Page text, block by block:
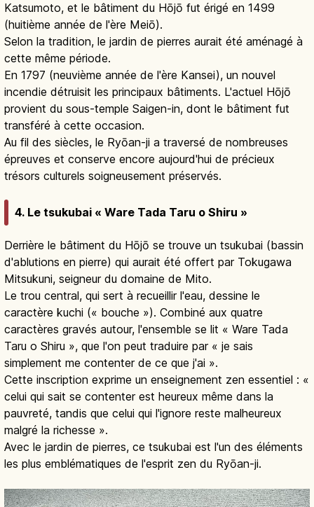
Katsumoto, et le bâtiment du Hōjō fut érigé en 1499
(huitième année de l'ère Meiō).
Selon la tradition, le jardin de pierres aurait été aménagé à
cette même période.
En 1797 (neuvième année de l'ère Kansei), un nouvel
incendie détruisit les principaux bâtiments. L'actuel Hōjō
provient du sous-temple Saigen-in, dont le bâtiment fut
transféré à cette occasion.
Au fil des siècles, le Ryōan-ji a traversé de nombreuses
épreuves et conserve encore aujourd'hui de précieux
trésors culturels soigneusement préservés.
4. Le tsukubai « Ware Tada Taru o Shiru »
Derrière le bâtiment du Hōjō se trouve un tsukubai (bassin
d'ablutions en pierre) qui aurait été offert par Tokugawa
Mitsukuni, seigneur du domaine de Mito.
Le trou central, qui sert à recueillir l'eau, dessine le
caractère kuchi (« bouche »). Combiné aux quatre
caractères gravés autour, l'ensemble se lit « Ware Tada
Taru o Shiru », que l'on peut traduire par « je sais
simplement me contenter de ce que j'ai ».
Cette inscription exprime un enseignement zen essentiel : «
celui qui sait se contenter est heureux même dans la
pauvreté, tandis que celui qui l'ignore reste malheureux
malgré la richesse ».
Avec le jardin de pierres, ce tsukubai est l'un des éléments
les plus emblématiques de l'esprit zen du Ryōan-ji.